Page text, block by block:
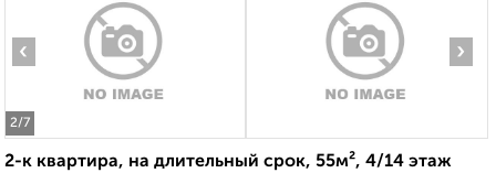
2/7
‹ ›
2-к квартира, на длительный срок, 55м², 4/14 этаж